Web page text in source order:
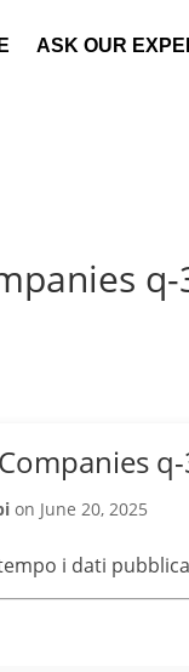
ASK OUR
on June 20, 2025
i dati